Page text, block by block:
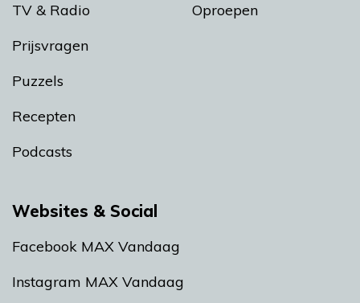
TV & Radio
Prijsvragen
Puzzels
Recepten
Podcasts
Oproepen
Websites & Social
Facebook MAX Vandaag
Instagram MAX Vandaag